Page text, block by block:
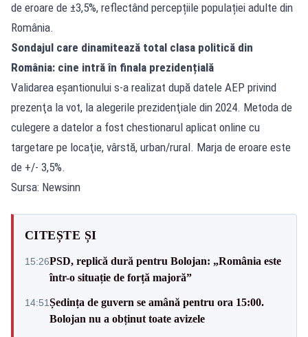
de eroare de ±3,5%, reflectând percepțiile populației adulte din
România.
Sondajul care dinamitează total clasa politică din
România: cine intră în finala prezidențială
Validarea eşantionului s-a realizat după datele AEP privind
prezenţa la vot, la alegerile prezidenţiale din 2024. Metoda de
culegere a datelor a fost chestionarul aplicat online cu
targetare pe locaţie, vârstă, urban/rural. Marja de eroare este
de +/- 3,5%.
Sursa: Newsinn
CITEȘTE ȘI
15:26PSD, replică dură pentru Bolojan: „România este
într-o situație de forță majoră”
14:51Ședința de guvern se amână pentru ora 15:00.
Bolojan nu a obținut toate avizele